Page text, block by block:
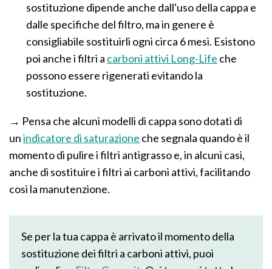
sostituzione dipende anche dall'uso della cappa e
dalle specifiche del filtro, ma in genere è
consigliabile sostituirli ogni circa 6 mesi. Esistono
poi anche i filtri a carboni attivi Long-Life che
possono essere rigenerati evitando la
sostituzione.
→ Pensa che alcuni modelli di cappa sono dotati di
unindicatore di saturazione che segnala quando è il
momento di pulire i filtri antigrasso e, in alcuni casi,
anche di sostituire i filtri ai carboni attivi, facilitando
così la manutenzione.
Se per la tua cappa è arrivato il momento della
sostituzione dei filtri a carboni attivi, puoi